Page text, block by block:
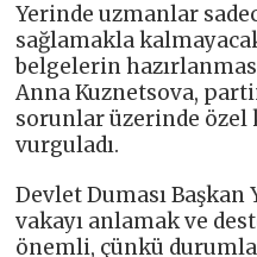
Yerinde uzmanlar
sağlamakla
belgelerin
Anna Kuznetsova,
sorunlar üzerinde özel
vurguladı.
Devlet Duması Başkan
vakayı anlamak ve
önemli, çünkü